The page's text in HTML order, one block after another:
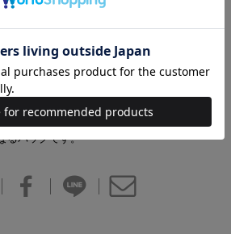
コレクション決定版！
がぎっしり詰まった、
ボストンバッグが登場。
小旅行にも対応する大容量で使いやすく、
るバッグです。